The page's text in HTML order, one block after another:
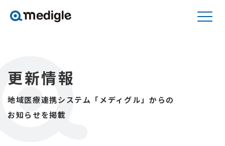
更新情報
地域医療連携システム「メディグル」からの
お知らせを掲載